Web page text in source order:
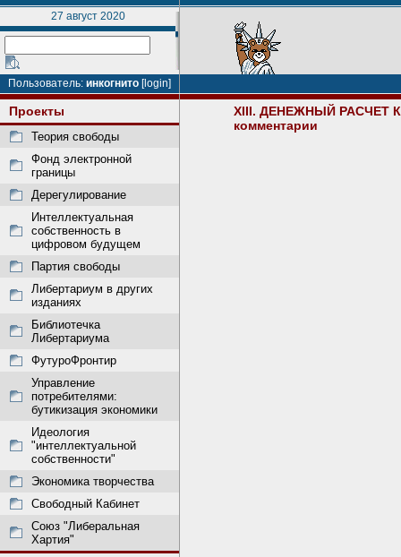
27 август 2020
Пользователь: инкогнито [login]
Проекты
Теория свободы
Фонд электронной
границы
Дерегулирование
Интеллектуальная
собственность в
цифровом будущем
Партия свободы
Либертариум в других
изданиях
Библиотечка
Либертариума
ФутуроФронтир
Управление
потребителями:
бутикизация экономики
Идеология
"интеллектуальной
собственности"
Экономика творчества
Свободный Кабинет
Союз "Либеральная
Хартия"
XIII. ДЕНЕЖНЫЙ РАСЧЕТ
комментарии